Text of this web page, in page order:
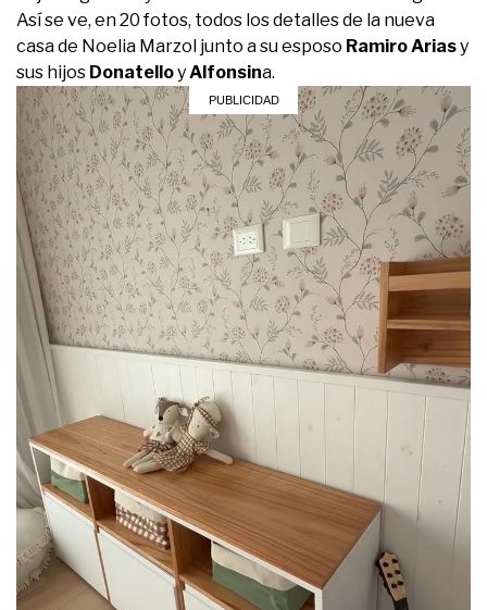
Así se ve, en 20 fotos, todos los detalles de la nueva
casa de Noelia Marzol junto a su esposo Ramiro Ariasy
sus hijos Donatelloy Alfonsina.